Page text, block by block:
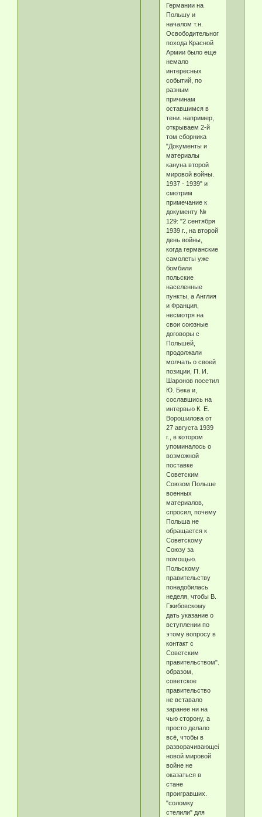
Германии на
Польшу и
началом т.н.
Освободительного
похода Красной
Армии было еще
немало
интересных
событий, по
разным
причинам
оставшимся в
тени. например,
открываем 2-й
том сборника
"Документы и
материалы
кануна второй
мировой войны.
1937 - 1939" и
смотрим
примечание к
документу №
129: "2 сентября
1939 г., на второй
день войны,
когда германские
самолеты уже
бомбили
польские
населенные
пункты, а Англия
и Франция,
несмотря на
свои союзные
договоры с
Польшей,
продолжали
молчать о своей
позиции, П. И.
Шаронов посетил
Ю. Бека и,
сославшись на
интервью К. Е.
Ворошилова от
27 августа 1939
г., в котором
упоминалось о
возможной
поставке
Советским
Союзом Польше
военных
материалов,
спросил, почему
Польша не
обращается к
Советскому
Союзу за
помощью.
Польскому
правительству
понадобилась
неделя, чтобы В.
Гжибовскому
дать указание о
вступлении по
этому вопросу в
контакт с
Советским
правительством".Таким
образом,
советское
правительство
не вставало
заранее ни на
чью сторону, а
просто делало
всё, чтобы в
разворачивающейся
новой мировой
войне не
оказаться в
стане
проигравших.
"соломку
стелили" для